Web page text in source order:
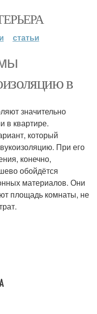
статьи
в
значительно
в квартире.
который
При его
конечно,
обойдётся
материалов. Они
площадь комнаты, не